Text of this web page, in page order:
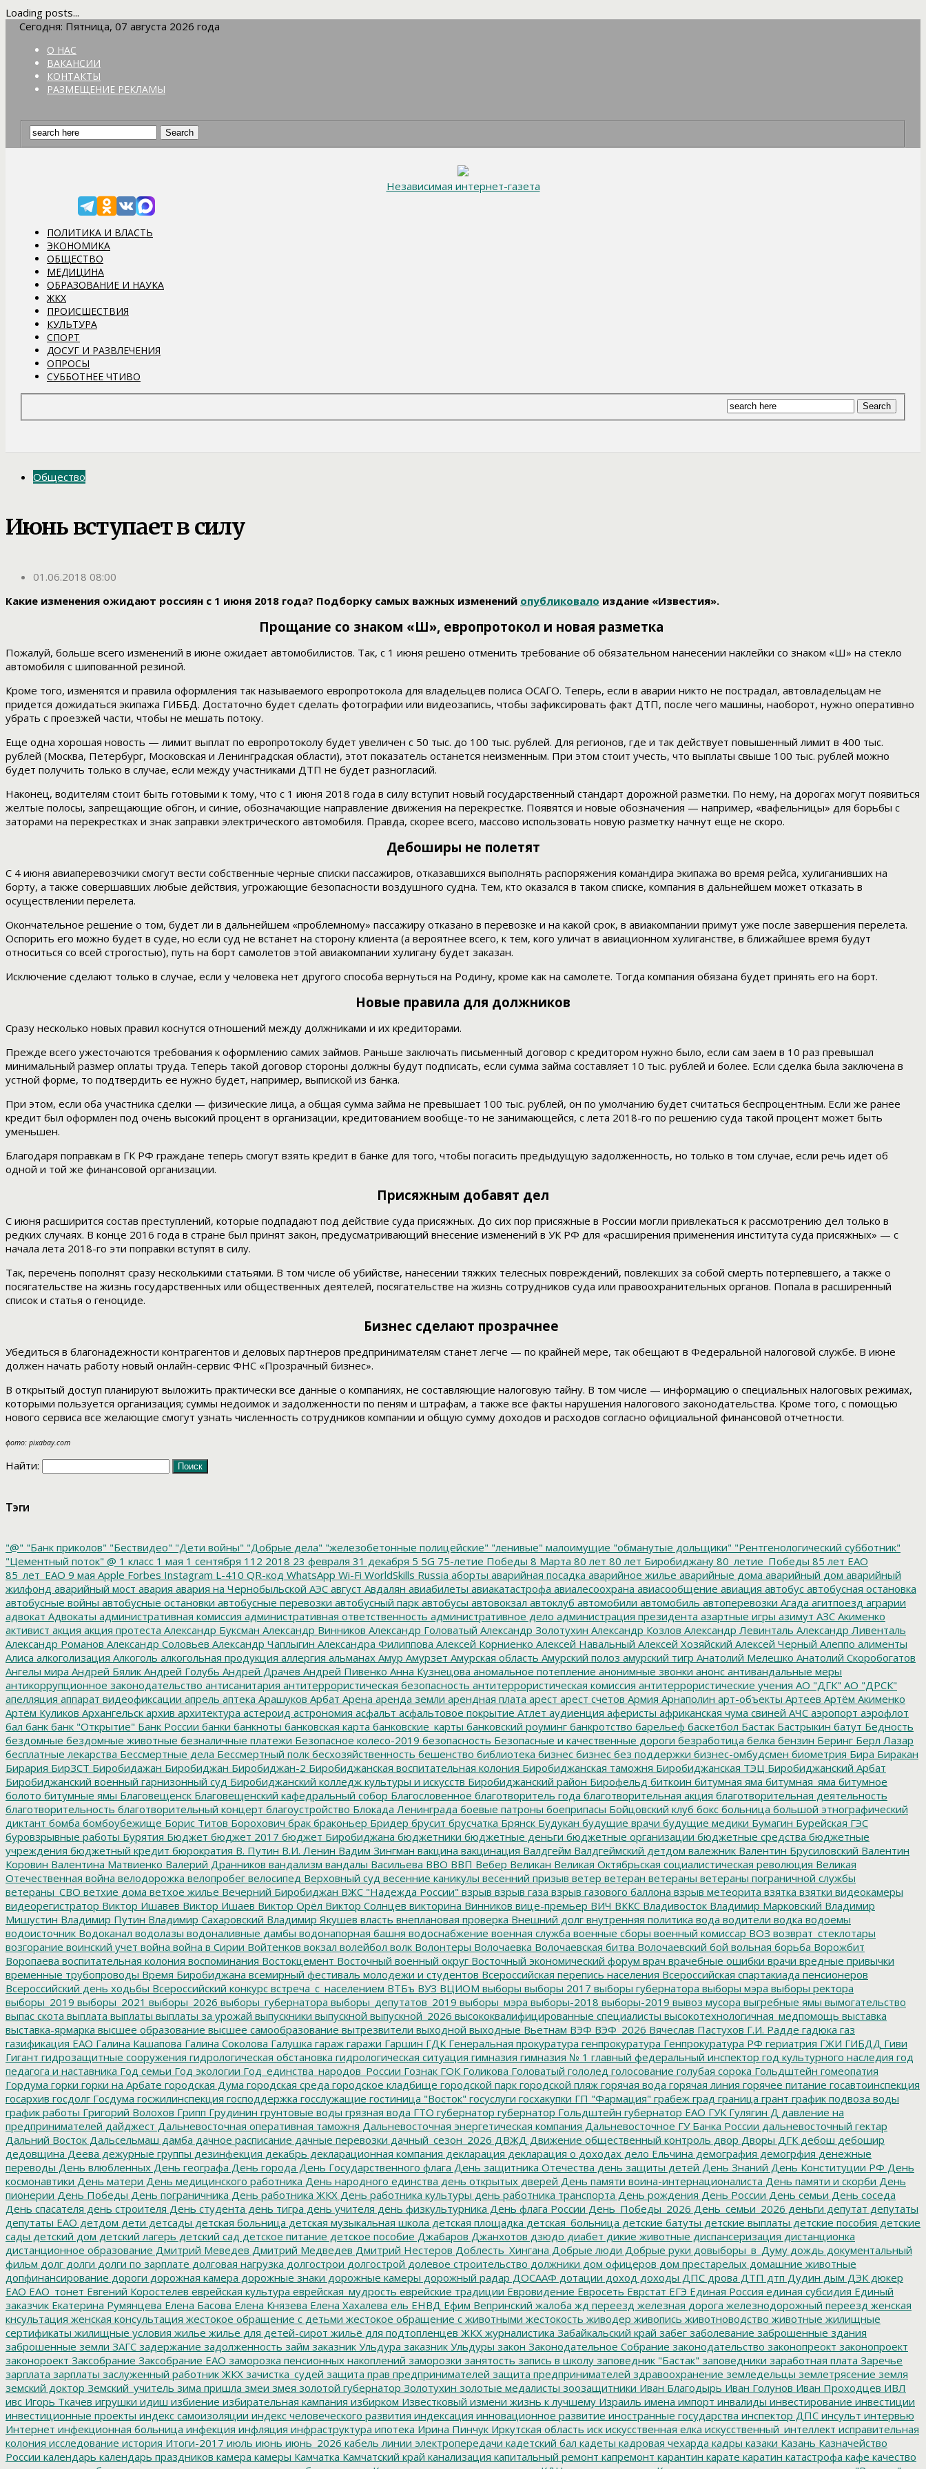
Loading posts...
Сегодня: Пятница, 07 августа 2026 года
О НАС
ВАКАНСИИ
КОНТАКТЫ
РАЗМЕЩЕНИЕ РЕКЛАМЫ
Независимая интернет-газета
ПОЛИТИКА И ВЛАСТЬ
ЭКОНОМИКА
ОБЩЕСТВО
МЕДИЦИНА
ОБРАЗОВАНИЕ И НАУКА
ЖКХ
ПРОИСШЕСТВИЯ
КУЛЬТУРА
СПОРТ
ДОСУГ И РАЗВЛЕЧЕНИЯ
ОПРОСЫ
СУББОТНЕЕ ЧТИВО
Общество
Июнь вступает в силу
01.06.2018 08:00
Какие изменения ожидают россиян с 1 июня 2018 года? Подборку самых важных изменений опубликовало издание «Известия».
Прощание со знаком «Ш», европротокол и новая разметка
Пожалуй, больше всего изменений в июне ожидает автомобилистов. Так, с 1 июня решено отменить требование об обязательном нанесении наклейки со знаком «Ш» на стекло
автомобиля с шипованной резиной.
Кроме того, изменятся и правила оформления так называемого европротокола для владельцев полиса ОСАГО. Теперь, если в аварии никто не пострадал, автовладельцам не
придется дожидаться экипажа ГИББД. Достаточно будет сделать фотографии или видеозапись, чтобы зафиксировать факт ДТП, после чего машины, наоборот, нужно оперативно
убрать с проезжей части, чтобы не мешать потоку.
Еще одна хорошая новость — лимит выплат по европротоколу будет увеличен с 50 тыс. до 100 тыс. рублей. Для регионов, где и так действует повышенный лимит в 400 тыс.
рублей (Москва, Петербург, Московская и Ленинградская области), этот показатель останется неизменным. При этом стоит учесть, что выплаты свыше 100 тыс. рублей можно
будет получить только в случае, если между участниками ДТП не будет разногласий.
Наконец, водителям стоит быть готовыми к тому, что с 1 июня 2018 года в силу вступит новый государственный стандарт дорожной разметки. По нему, на дорогах могут появиться
желтые полосы, запрещающие обгон, и синие, обозначающие направление движения на перекрестке. Появятся и новые обозначения — например, «вафельницы» для борьбы с
заторами на перекрестках и знак заправки электрического автомобиля. Правда, скорее всего, массово использовать новую разметку начнут еще не скоро.
Дебоширы не полетят
С 4 июня авиаперевозчики смогут вести собственные черные списки пассажиров, отказавшихся выполнять распоряжения командира экипажа во время рейса, хулиганивших на
борту, а также совершавших любые действия, угрожающие безопасности воздушного судна. Тем, кто оказался в таком списке, компания в дальнейшем может отказать в
осуществлении перелета.
Окончательное решение о том, будет ли в дальнейшем «проблемному» пассажиру отказано в перевозке и на какой срок, в авиакомпании примут уже после завершения перелета.
Оспорить его можно будет в суде, но если суд не встанет на сторону клиента (а вероятнее всего, к тем, кого уличат в авиационном хулиганстве, в ближайшее время будут
относиться со всей строгостью), путь на борт самолетов этой авиакомпании хулигану будет заказан.
Исключение сделают только в случае, если у человека нет другого способа вернуться на Родину, кроме как на самолете. Тогда компания обязана будет принять его на борт.
Новые правила для должников
Сразу несколько новых правил коснутся отношений между должниками и их кредиторами.
Прежде всего ужесточаются требования к оформлению самих займов. Раньше заключать письменный договор с кредитором нужно было, если сам заем в 10 раз превышал
минимальный размер оплаты труда. Теперь такой договор стороны должны будут подписать, если сумма займа составляет 10 тыс. рублей и более. Если сделка была заключена в
устной форме, то подтвердить ее нужно будет, например, выпиской из банка.
При этом, если оба участника сделки — физические лица, а общая сумма займа не превышает 100 тыс. рублей, он по умолчанию будет считаться беспроцентным. Если же ранее
кредит был оформлен под очень высокий процент в организации, кредитованием вообще-то не занимающейся, с лета 2018-го по решению суда такой процент может быть
уменьшен.
Благодаря поправкам в ГК РФ граждане теперь смогут взять кредит в банке для того, чтобы погасить предыдущую задолженность, но только в том случае, если речь идет об
одной и той же финансовой организации.
Присяжным добавят дел
С июня расширится состав преступлений, которые подпадают под действие суда присяжных. До сих пор присяжные в России могли привлекаться к рассмотрению дел только в
редких случаях. В конце 2016 года в стране был принят закон, предусматривающий внесение изменений в УК РФ для «расширения применения института суда присяжных» — с
начала лета 2018-го эти поправки вступят в силу.
Так, перечень пополнят сразу несколькими статьями. В том числе об убийстве, нанесении тяжких телесных повреждений, повлекших за собой смерть потерпевшего, а также о
посягательстве на жизнь государственных или общественных деятелей, посягательстве на жизнь сотрудников суда или правоохранительных органов. Попала в расширенный
список и статья о геноциде.
Бизнес сделают прозрачнее
Убедиться в благонадежности контрагентов и деловых партнеров предпринимателям станет легче — по крайней мере, так обещают в Федеральной налоговой службе. В июне
должен начать работу новый онлайн-сервис ФНС «Прозрачный бизнес».
В открытый доступ планируют выложить практически все данные о компаниях, не составляющие налоговую тайну. В том числе — информацию о специальных налоговых режимах,
которыми пользуется организация; суммы недоимок и задолженности по пеням и штрафам, а также все факты нарушения налогового законодательства. Кроме того, с помощью
нового сервиса все желающие смогут узнать численность сотрудников компании и общую сумму доходов и расходов согласно официальной финансовой отчетности.
фото: pixabay.com
Найти:
Тэги
"@" "Банк приколов" "Бествидео" "Дети войны" "Добрые дела" "железобетонные полицейские" "ленивые" малоимущие "обманутые дольщики" "Рентгенологический субботник"
"Цементный поток" @ 1 класс 1 мая 1 сентября 112 2018 23 февраля 31 декабря 5 5G 75-летие Победы 8 Марта 80 лет 80 лет Биробиджану 80_летие_Победы 85 лет ЕАО
85_лет_ЕАО 9 мая Apple Forbes Instagram L-410 QR-код WhatsApp Wi-Fi WorldSkills Russia аборты аварийная посадка аварийное жилье аварийные дома аварийный дом аварийный
жилфонд аварийный мост авария авария на Чернобыльской АЭС август Авдалян авиабилеты авиакатастрофа авиалесоохрана авиасообщение авиация автобус автобусная остановка
автобусные войны автобусные остановки автобусные перевозки автобусный парк автобусы автовокзал автоклуб автомобили автомобиль автоперевозки Агада агитпоезд аграрии
адвокат Адвокаты административная комиссия административная ответственность административное дело администрация президента азартные игры азимут АЗС Акименко
активист акция акция протеста Александр Буксман Александр Винников Александр Головатый Александр Золотухин Александр Козлов Александр Левинталь Александр Ливенталь
Александр Романов Александр Соловьев Александр Чаплыгин Александра Филиппова Алексей Корниенко Алексей Навальный Алексей Хозяйский Алексей Черный Алеппо алименты
Алиса алкоголизация Алкоголь алкогольная продукция аллергия альманах Амур Амурзет Амурская область Амурский полоз амурский тигр Анатолий Мелешко Анатолий Скоробогатов
Ангелы мира Андрей Бялик Андрей Голубь Андрей Драчев Андрей Пивенко Анна Кузнецова аномальное потепление анонимные звонки анонс антивандальные меры
антикоррупционное законодательство антисанитария антитеррористическая безопасность антитеррористическая комиссия антитеррористические учения АО "ДГК" АО "ДРСК"
апелляция аппарат видеофиксации апрель аптека Арашуков Арбат Арена аренда земли арендная плата арест арест счетов Армия Арнаполин арт-объекты Артеев Артём Акименко
Артём Куликов Архангельск архив архитектура астероид астрономия асфальт асфальтовое покрытие Атлет аудиенция аферисты африканская чума свиней АЧС аэропорт аэрофлот
бал банк банк "Открытие" Банк России банки банкноты банковская карта банковские_карты банковский роуминг банкротство барельеф баскетбол Бастак Бастрыкин батут Бедность
бездомные бездомные животные безналичные платежи Безопасное колесо-2019 безопасность Безопасные и качественные дороги безработица белка бензин Беринг Берл Лазар
бесплатные лекарства Бессмертные дела Бессмертный полк бесхозяйственность бешенство библиотека бизнес бизнес без поддержки бизнес-омбудсмен биометрия Бира Биракан
Бирария БирЗСТ Биробидажан Биробиджан Биробиджан-2 Биробиджанская воспитательная колония Биробиджанская таможня Биробиджанская ТЭЦ Биробиджанский Арбат
Биробиджанский военный гарнизонный суд Биробиджанский колледж культуры и искусств Биробиджанский район Бирофельд биткоин битумная яма битумная_яма битумное
болото битумные ямы Благовещенск Благовещенский кафедральный собор Благословенное благотворитель года благотворительная акция благотворительная деятельность
благотворительность благотворительный концерт благоустройство Блокада Ленинграда боевые патроны боеприпасы Бойцовский клуб бокс больница большой этнографический
диктант бомба бомбоубежище Борис Титов Борохович брак браконьер Бридер брусит брусчатка Брянск Будукан будущие врачи будущие медики Бумагин Бурейская ГЭС
буровзрывные работы Бурятия Бюджет бюджет 2017 бюджет Биробиджана бюджетники бюджетные деньги бюджетные организации бюджетные средства бюджетные
учреждения бюджетный кредит бюрократия В. Путин В.И. Ленин Вадим Зингман вакцина вакцинация Валдгейм Валдгеймский детдом валежник Валентин Брусиловский Валентин
Коровин Валентина Матвиенко Валерий Дранников вандализм вандалы Васильева ВВО ВВП Вебер Великан Великая Октябрьская социалистическая революция Великая
Отечественная война велодорожка велопробег велосипед Верховный суд весенние каникулы весенний призыв ветер ветеран ветераны ветераны пограничной службы
ветераны_СВО ветхие дома ветхое жилье Вечерний Биробиджан ВЖС "Надежда России" взрыв взрыв газа взрыв газового баллона взрыв метеорита взятка взятки видеокамеры
видеорегистратор Виктор Ишавев Виктор Ишаев Виктор Орёл Виктор Солнцев викторина Винников вице-премьер ВИЧ ВККС Владивосток Владимир Марковский Владимир
Мишустин Владимир Путин Владимир Сахаровский Владимир Якушев власть внеплановая проверка Внешний долг внутренняя политика вода водители водка водоемы
водоисточник Водоканал водолазы водоналивные дамбы водонапорная башня водоснабжение военная служба военные сборы военный комиссар ВОЗ возврат_стеклотары
возгорание воинский учет война война в Сирии Войтенков вокзал волейбол волк Волонтеры Волочаевка Волочаевская битва Волочаевский бой вольная борьба Ворожбит
Воропаева воспитательная колония воспоминания Востокцемент Восточный военный округ Восточный экономический форум врач врачебные ошибки врачи вредные привычки
временные трубопроводы Время Биробиджана всемирный фестиваль молодежи и студентов Всероссийская перепись населения Всероссийская спартакиада пенсионеров
Всероссийский день ходьбы Всероссийский конкурс встреча_с_населением ВТБъ ВУЗ ВЦИОМ выборы выборы 2017 выборы губернатора выборы мэра выборы ректора
выборы_2019 выборы_2021 выборы_2026 выборы_губернатора выборы_депутатов_2019 выборы_мэра выборы-2018 выборы-2019 вывоз мусора выгребные ямы вымогательство
выпас скота выплата выплаты выплаты за урожай выпускники выпускной выпускной_2026 высококвалифицированные специалисты высокотехнологичная_медпомощь выставка
выставка-ярмарка высшее образование высшее самообразование вытрезвители выходной выходные Вьетнам ВЭФ ВЭФ_2026 Вячеслав Пастухов Г.И. Радде гадюка газ
газификация ЕАО Галина Кашапова Галина Соколова Галушка гараж гаражи Гаршин ГДК Генеральная прокуратура генпрокуратура Генпрокуратура РФ гериатрия ГЖИ ГИБДД Гиви
Гигант гидрозащитные сооружения гидрологическая обстановка гидрологическая ситуация гимназия гимназия № 1 главный федеральный инспектор год культурного наследия год
педагога и наставника Год семьи Год экологии Год_единства_народов_России Гознак ГОК Голикова Головатый гололед голосование голубая сорока Гольдштейн гомеопатия
Гордума горки горки на Арбате городская Дума городская среда городское кладбище городской парк городской пляж горячая вода горячая линия горячее питание госавтоинспекция
госархив госдолг Госдума госжилинспекция господдержка госслужащие гостиница "Восток" госуслуги госхакупки ГП "Фармация" грабеж град граница грант график подвоза воды
график работы Григорий Волохов Грипп Грудинин грунтовые воды грязная вода ГТО губернатор губернатор Гольдштейн губернатор ЕАО ГУК Гулягин Д давление на
предпринимателей дайджест Дальневосточная оперативная таможня Дальневосточная энергетическая компания Дальневосточное ГУ Банка России дальневосточный гектар
Дальний Восток Дальсельмаш дамба дачное расписание дачные перевозки дачный_сезон_2026 ДВЖД Движение общественный контроль двор Дворы ДГК дебош дебошир
дедовщина Деева дежурные группы дезинфекция декабрь декларационная компания декларация декларация о доходах дело Ельчина демография демогрфия денежные
переводы День влюбленных День географа День города День Государственного флага День защитника Отечества день защиты детей День Знаний День Конституции РФ День
космонавтики День матери День медицинского работника День народного единства день открытых дверей День памяти воина-интернационалиста День памяти и скорби День
пионерии День Победы День пограничника День работника ЖКХ День работника культуры день работника транспорта День рождения День России День семьи День соседа
День спасателя день строителя День студента день тигра день учителя день физкультурника День флага России День_Победы_2026 День_семьи_2026 деньги депутат депутаты
депутаты ЕАО детдом дети детсады детская больница детская музыкальная школа детская площадка детская_больница детские батуты детские выплаты детские пособия детские
сады детский дом детский лагерь детский сад детское питание детское пособие Джабаров Джанхотов дзюдо диабет дикие животные диспансеризация дистанционка
дистанционное образование Дмитрий Меведев Дмитрий Медведев Дмитрий Нестеров Доблесть_Хингана Добрые люди Добрые руки довыборы_в_Думу дождь документальный
фильм долг долги долги по зарплате долговая нагрузка долгострои долгострой долевое строительство должники дом офицеров дом престарелых домашние животные
допфинансирование дороги дорожная камера дорожные знаки дорожные камеры дорожный радар ДОСААФ дотации доход доходы ДПС дрова ДТП дтп Дудин дым ДЭК дюкер
ЕАО ЕАО_тонет Евгений Коростелев еврейская культура еврейская_мудрость еврейские традиции Евровидение Евросеть Еврстат ЕГЭ Единая Россия единая субсидия Единый
заказчик Екатерина Румянцева Елена Басова Елена Князева Елена Хахалева ель ЕНВД Ефим Вепринский жалоба жд переезд железная дорога железнодорожный переезд женская
кнсультация женская консультация жестокое обращение с детьми жестокое обращение с животными жестокость живодер живопись животноводство животные жилищные
сертификаты жилищные условия жилье жилье для детей-сирот жильё для подтопленцев ЖКХ журналистика Забайкальский край забег заболевание заброшенные здания
заброшенные земли ЗАГС задержание задолженность займ заказник Ульдура заказник Ульдуры закон Законодательное Собрание законодательство законопреокт законопроект
законороект Заксобрание Заксобрание ЕАО заморозка пенсионных накоплений заморозки занятость запись в школу заповедник "Бастак" заповедники заработная плата Заречье
зарплата зарплаты заслуженный работник ЖКХ зачистка_судей защита прав предпринимателей защита предпринимателей здравоохранение земледельцы землетрясение земля
земский доктор Земский_учитель зима пришла змеи змея золотой губернатор Золотухин золотые медалисты зоозащитники Иван Благодырь Иван Голунов Иван Проходцев ИВЛ
ивс Игорь Ткачев игрушки идиш избиение избирательная кампания избирком Известковый измени жизнь к лучшему Израиль имена импорт инвалиды инвестирование инвестиции
инвестиционные проекты индекс самоизоляции индекс человеческого развития индексация инновационное развитие иностранные государства инспектор ДПС инсульт интервью
Интернет инфекционная больница инфекция инфляция инфраструктура ипотека Ирина Пинчук Иркутская область иск искусственная елка искусственный_интеллект исправительная
колония исследование история Итоги-2017 июль июнь июнь_2026 кабель линии электропередачи кадетский бал кадеты кадровая чехарда кадры казаки Казань Казначейство
России календарь календарь праздников камера камеры Камчатка Камчатский край канализация капитальный ремонт капремонт карантин карате каратин катастрофа кафе качество